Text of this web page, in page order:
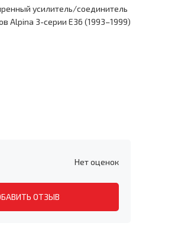
усилитель/соединитель
Alpina 3-серии E36 (1993–1999)
Нет оценок
ОТЗЫВ